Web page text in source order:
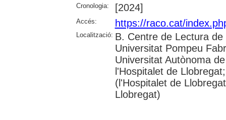
Cronologia: [2024]
Accés: https://raco.cat/
Localització: B. Centre de Lectura
Universitat Pompeu
Universitat Autònoma
l'Hospitalet de
(l'Hospitalet de
Llobregat)